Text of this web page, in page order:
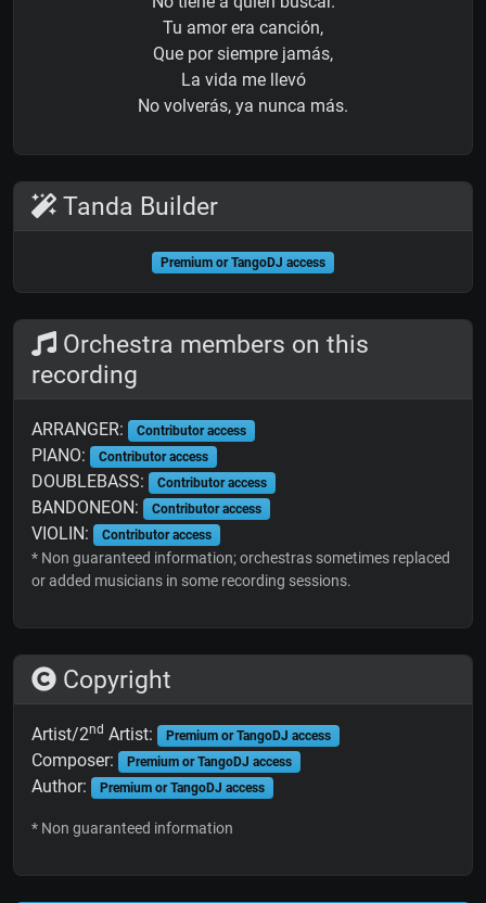
Tu amor era canción,
Que por siempre jamás,
La vida me llevó
No volverás, ya nunca más.
Tanda Builder
Premium or TangoDJ access
Orchestra members on this
recording
ARRANGER: Contributor access
PIANO: Contributor access
DOUBLEBASS: Contributor access
BANDONEON: Contributor access
VIOLIN: Contributor access
* Non guaranteed information; orchestras sometimes replaced
or added musicians in some recording sessions.
Copyright
Artist/2nd Artist: Premium or TangoDJ access
Composer: Premium or TangoDJ access
Author: Premium or TangoDJ access
* Non guaranteed information